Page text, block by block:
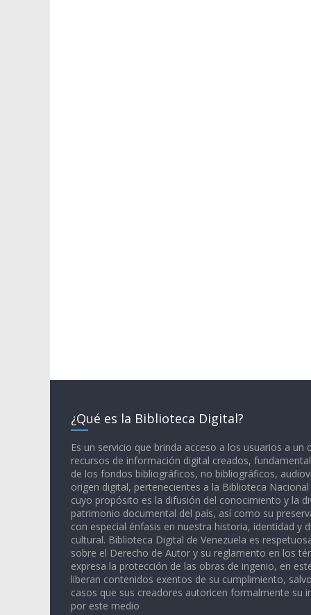
¿Qué es la Biblioteca Digital?
Es un servicio que brinda acceso a los usuarios a un
recursos de información digital creados,
de los fondos bibliográficos, no bibliográficos,
origen digital, pertenecientes a la Biblioteca Nacional
cuyo propósito es la difusión del conocimiento y la
patrimonio documental del país, así como su
con especial énfasis en nuestra historia, identidad y
cultural. Biblioteca Digital de Venezuela es
sobre el Derecho de Autor y su reglamento en los
expresa la protección de las obras de ingenio, en
liberan contenidos exentos de su cumplimiento,
casos que sus creadores autoricen formalmente su
por este medio